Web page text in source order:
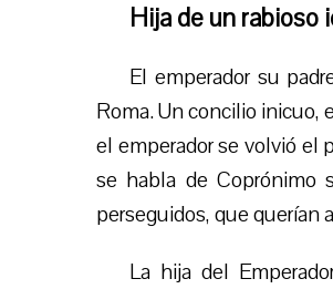
Hija de un rabioso
El emperador su
Roma. Un concilio inicuo,
el emperador se volvió el
se habla de Coprónimo
perseguidos, que querían
La hija del